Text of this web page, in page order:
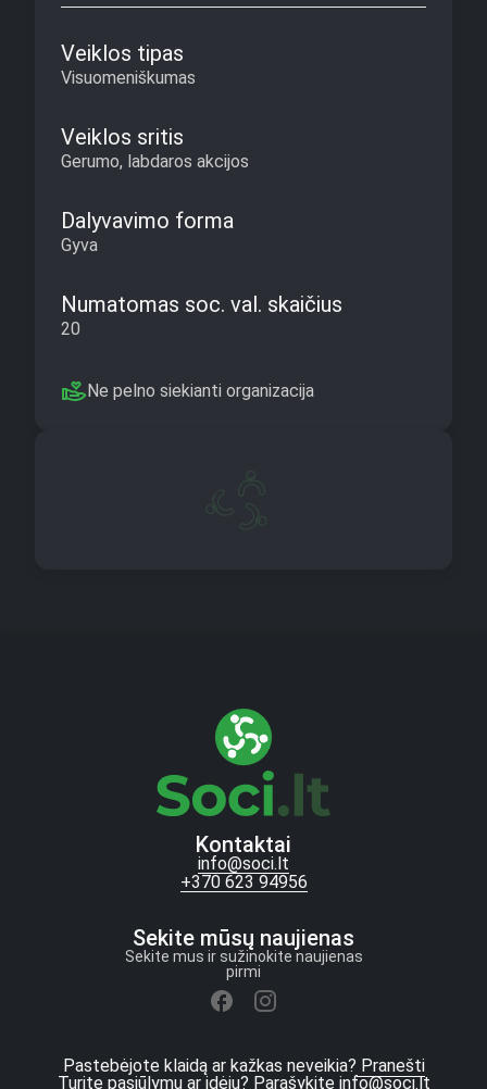
Veiklos tipas
Visuomeniškumas
Veiklos sritis
Gerumo, labdaros akcijos
Dalyvavimo forma
Gyva
Numatomas soc. val. skaičius
20
Ne pelno siekianti organizacija
Kontaktai
info@soci.lt
+370 623 94956
Sekite mūsų naujienas
Sekite mus ir sužinokite naujienas
pirmi
Pastebėjote klaidą ar kažkas neveikia? Pranešti
Turite pasiūlymų ar idėjų? Parašykite info@soci.lt